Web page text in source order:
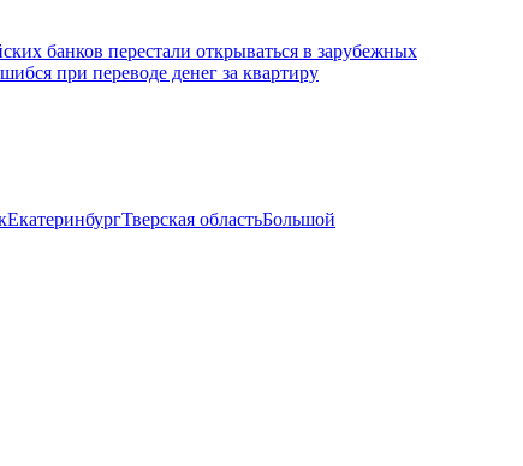
банков перестали открываться в зарубежных
при переводе денег за квартиру
ЕкатеринбургТверская областьБольшой